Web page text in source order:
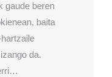
gaude beren
baita
da.